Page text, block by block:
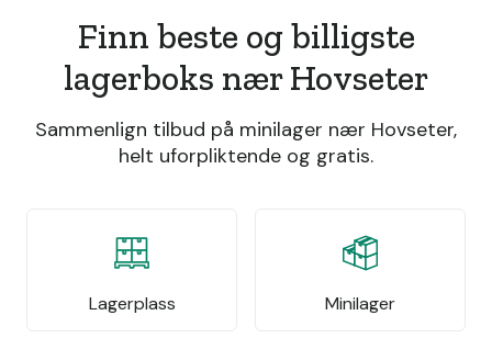
Finn beste og billigste
lagerboks nær Hovseter
Sammenlign tilbud på minilager nær Hovseter,
helt uforpliktende og gratis.
Lagerplass Minilager